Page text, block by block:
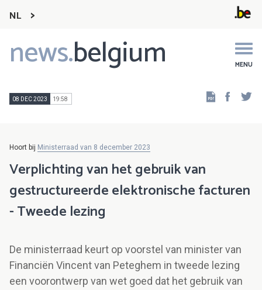
NL
news.belgium MENU
Main
navigation
08 DEC 2023 19:58
Hoort bij Ministerraad van 8 december 2023
Verplichting van het gebruik van
gestructureerde elektronische facturen
- Tweede lezing
De ministerraad keurt op voorstel van minister van
Financiën Vincent van Peteghem in tweede lezing
een voorontwerp van wet goed dat het gebruik van